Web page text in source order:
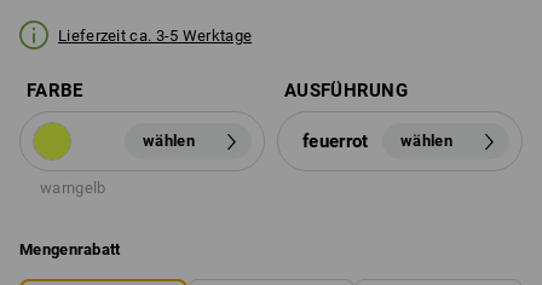
Lieferzeit ca. 3-5 Werktage
FARBE
wählen
warngelb
AUSFÜHRUNG
feuerrot wählen
Mengenrabatt